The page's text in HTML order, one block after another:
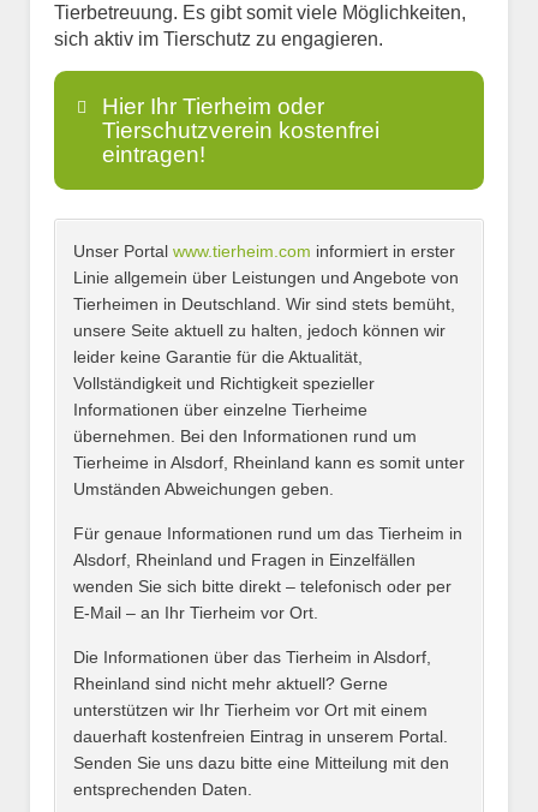
Tierbetreuung. Es gibt somit viele Möglichkeiten,
sich aktiv im Tierschutz zu engagieren.
Hier Ihr Tierheim oder
Tierschutzverein kostenfrei
eintragen!
Name*
E-Mail*
Name des Tierheims*
Unser Portal www.tierheim.com informiert in erster
Linie allgemein über Leistungen und Angebote von
Tierheimen in Deutschland. Wir sind stets bemüht,
unsere Seite aktuell zu halten, jedoch können wir
leider keine Garantie für die Aktualität,
Vollständigkeit und Richtigkeit spezieller
Informationen über einzelne Tierheime
übernehmen. Bei den Informationen rund um
Tierheime in Alsdorf, Rheinland kann es somit unter
Umständen Abweichungen geben.
Für genaue Informationen rund um das Tierheim in
Alsdorf, Rheinland und Fragen in Einzelfällen
wenden Sie sich bitte direkt – telefonisch oder per
E-Mail – an Ihr Tierheim vor Ort.
Die Informationen über das Tierheim in Alsdorf,
Rheinland sind nicht mehr aktuell? Gerne
unterstützen wir Ihr Tierheim vor Ort mit einem
dauerhaft kostenfreien Eintrag in unserem Portal.
Senden Sie uns dazu bitte eine Mitteilung mit den
entsprechenden Daten.